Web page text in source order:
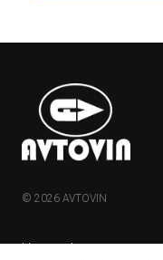
© 2026 AVTOVIN
Unternehmen